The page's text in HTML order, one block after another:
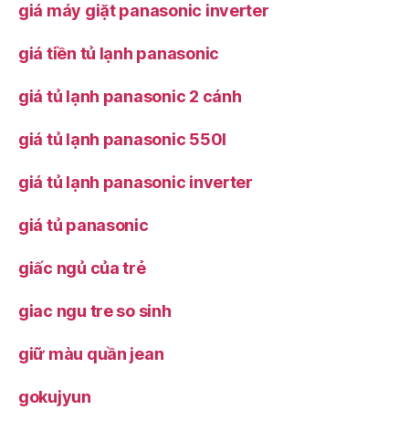
giá máy giặt panasonic inverter
giá tiền tủ lạnh panasonic
giá tủ lạnh panasonic 2 cánh
giá tủ lạnh panasonic 550l
giá tủ lạnh panasonic inverter
giá tủ panasonic
giấc ngủ của trẻ
giac ngu tre so sinh
giữ màu quần jean
gokujyun